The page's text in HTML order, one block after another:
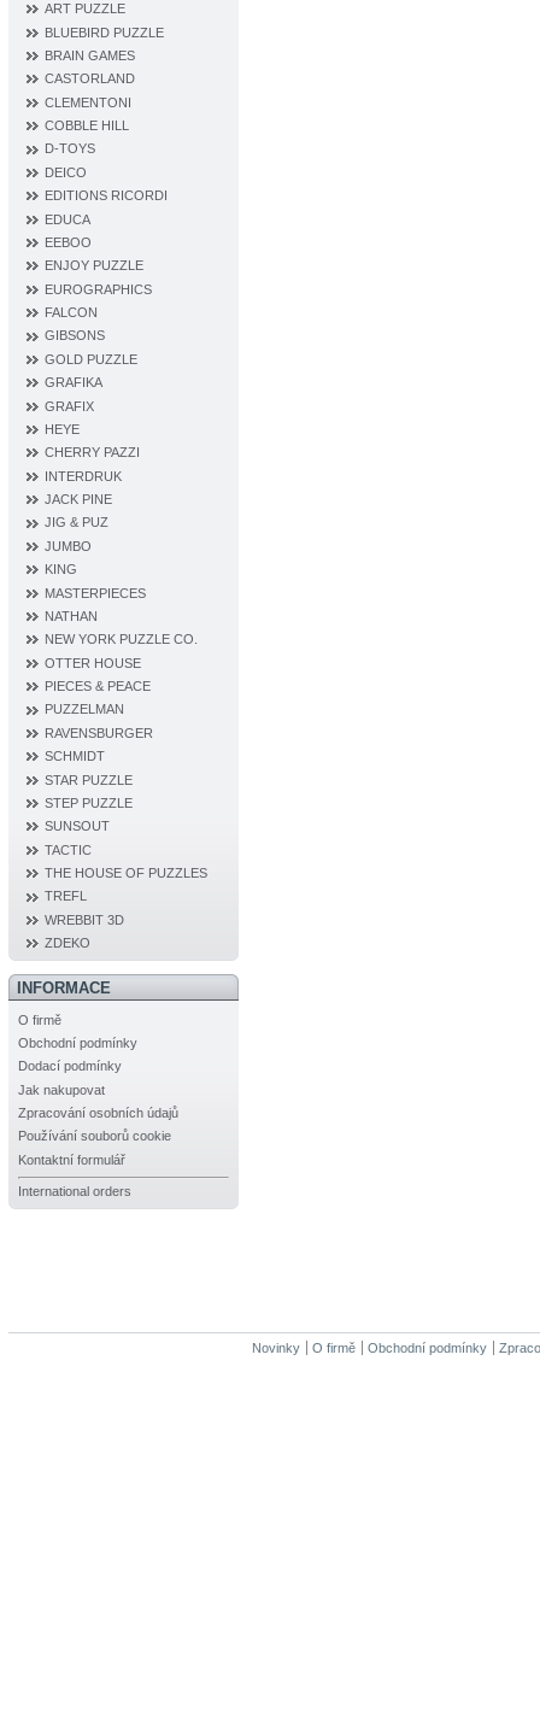
ART PUZZLE
BLUEBIRD PUZZLE
BRAIN GAMES
CASTORLAND
CLEMENTONI
COBBLE HILL
D‐TOYS
DEICO
EDITIONS RICORDI
EDUCA
EEBOO
ENJOY PUZZLE
EUROGRAPHICS
FALCON
GIBSONS
GOLD PUZZLE
GRAFIKA
GRAFIX
HEYE
CHERRY PAZZI
INTERDRUK
JACK PINE
JIG & PUZ
JUMBO
KING
MASTERPIECES
NATHAN
NEW YORK PUZZLE CO.
OTTER HOUSE
PIECES & PEACE
PUZZELMAN
RAVENSBURGER
SCHMIDT
STAR PUZZLE
STEP PUZZLE
SUNSOUT
TACTIC
THE HOUSE OF PUZZLES
TREFL
WREBBIT 3D
ZDEKO
INFORMACE
O firmě
Obchodní podmínky
Dodací podmínky
Jak nakupovat
Zpracování osobních údajů
Používání souborů cookie
Kontaktní formulář
International orders
Novinky O firmě Obchodní podmínky